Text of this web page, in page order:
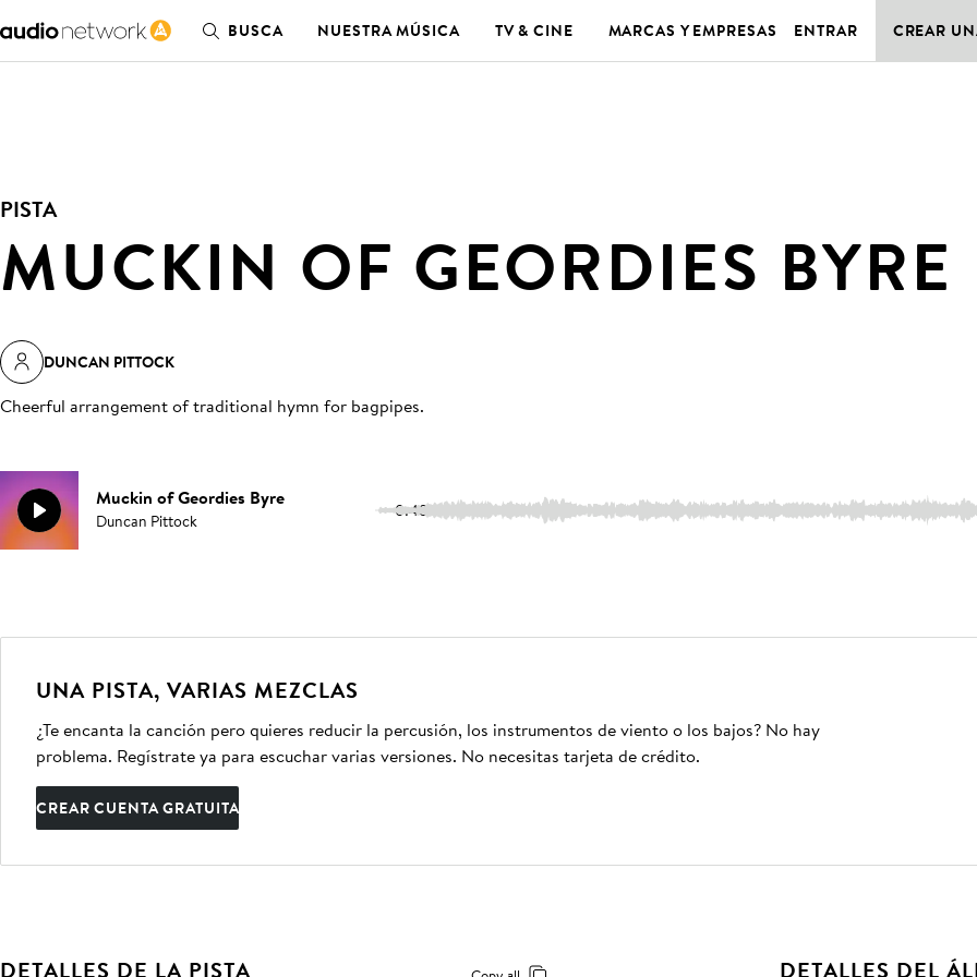
BUSCA NUESTRA MÚSICA TV & CINE MARCAS Y EMPRESAS ENTRAR CREAR
PISTA
MUCKIN OF GEORDIES BYRE
DUNCAN PITTOCK
Cheerful arrangement of traditional hymn for bagpipes.
Muckin of Geordies Byre
Duncan Pittock 0:48
UNA PISTA, VARIAS MEZCLAS
¿Te encanta la canción pero quieres reducir la percusión, los instrumentos de viento o los bajos? No hay
problema. Regístrate ya para escuchar varias versiones. No necesitas tarjeta de crédito.
CREAR CUENTA GRATUITA
DETALLES DE LA PISTA DETALLES DEL